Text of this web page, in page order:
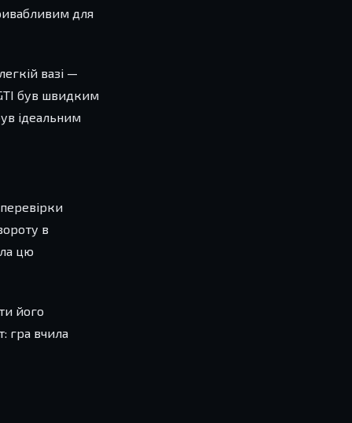
для
вазі —
був швидким
ідеальним
в
цю
його
гра вчила